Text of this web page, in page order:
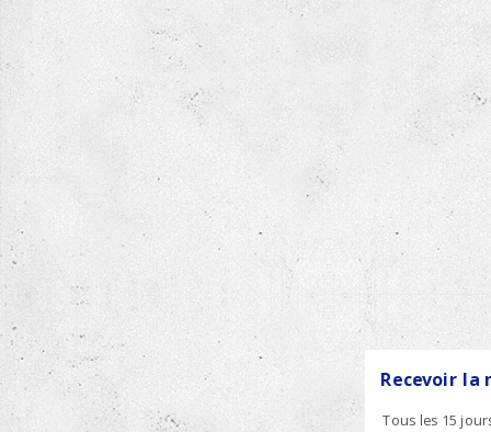
Recevoir la
Tous les 15